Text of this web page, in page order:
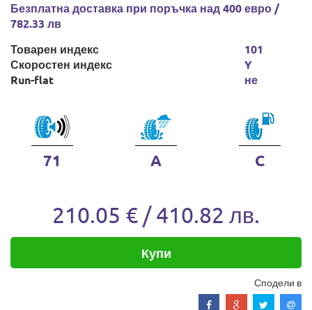
Безплатна доставка при поръчка над 400 евро /
782.33 лв
Товарен индекс
Скоростен индекс
Run-flat
101
Y
не
71 A C
210.05 € / 410.82 лв.
Купи
Сподели в